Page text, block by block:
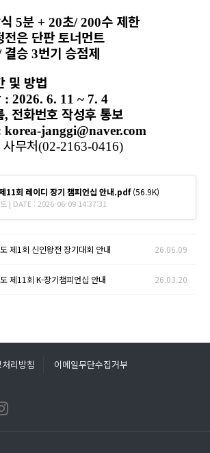
5분 + 20초/ 200수 제한
전은 단판 토너먼트
결승 3번기 승점제
및 방법
: 2026. 6. 11 ~ 7. 4
, 전화번호 작성후 통보
korea-janggi@naver.com
무처(02-2163-0416)
11회 레이디 장기 챔피언십 안내.pdf(56.9K)
| DATE : 2026-06-09 14:37:31
제1회 신인왕전 장기대회 안내 26.06.09
제11회 K-장기챔피언십 안내 26.03.20
리방침 이메일무단수집거부